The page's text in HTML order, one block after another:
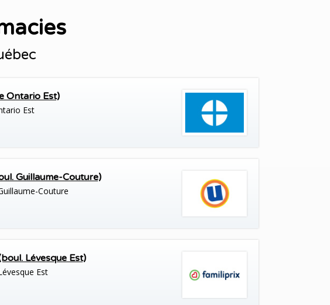
Ontario Est)
Est
Guillaume-Couture)
Couture
Lévesque Est)
Est